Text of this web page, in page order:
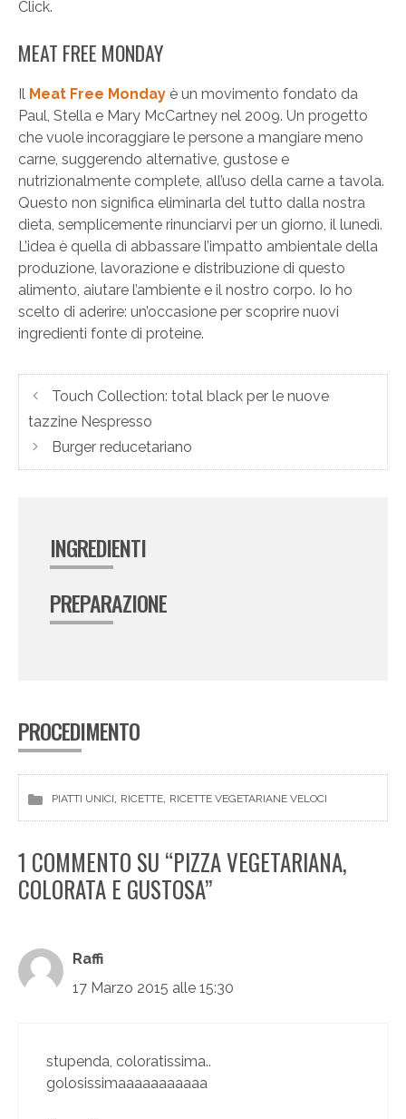
Click.
MEAT FREE MONDAY
Il Meat Free Monday è un movimento fondato da
Paul, Stella e Mary McCartney nel 2009. Un progetto
che vuole incoraggiare le persone a mangiare meno
carne, suggerendo alternative, gustose e
nutrizionalmente complete, all’uso della carne a tavola.
Questo non significa eliminarla del tutto dalla nostra
dieta, semplicemente rinunciarvi per un giorno, il lunedì.
L’idea è quella di abbassare l’impatto ambientale della
produzione, lavorazione e distribuzione di questo
alimento, aiutare l’ambiente e il nostro corpo. Io ho
scelto di aderire: un’occasione per scoprire nuovi
ingredienti fonte di proteine.
Touch Collection: total black per le nuove
tazzine Nespresso
Burger reducetariano
INGREDIENTI
PREPARAZIONE
PROCEDIMENTO
PIATTI UNICI, RICETTE, RICETTE VEGETARIANE VELOCI
1 COMMENTO SU “PIZZA VEGETARIANA,
COLORATA E GUSTOSA”
Raffi
17 Marzo 2015 alle 15:30
stupenda, coloratissima..
golosissimaaaaaaaaaaa